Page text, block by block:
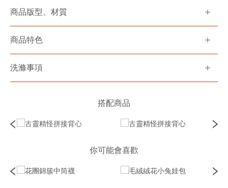
商品版型、材質
商品特色
洗滌事項
搭配商品
你可能會喜歡